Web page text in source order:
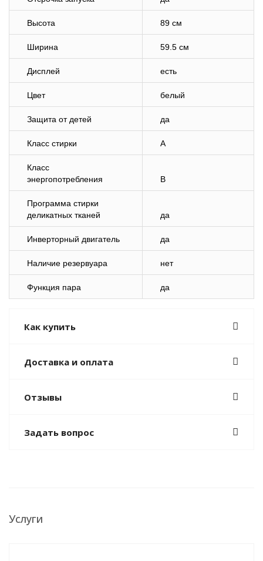
Высота 89 см
Ширина 59.5 см
Дисплей есть
Цвет белый
Защита от детей да
Класс стирки A
Класс
энергопотребления
B
Программа стирки
деликатных тканей
да
Инверторный двигатель да
Наличие резервуара нет
Функция пара да
Как купить
Доставка и оплата
Отзывы
Задать вопрос
Услуги